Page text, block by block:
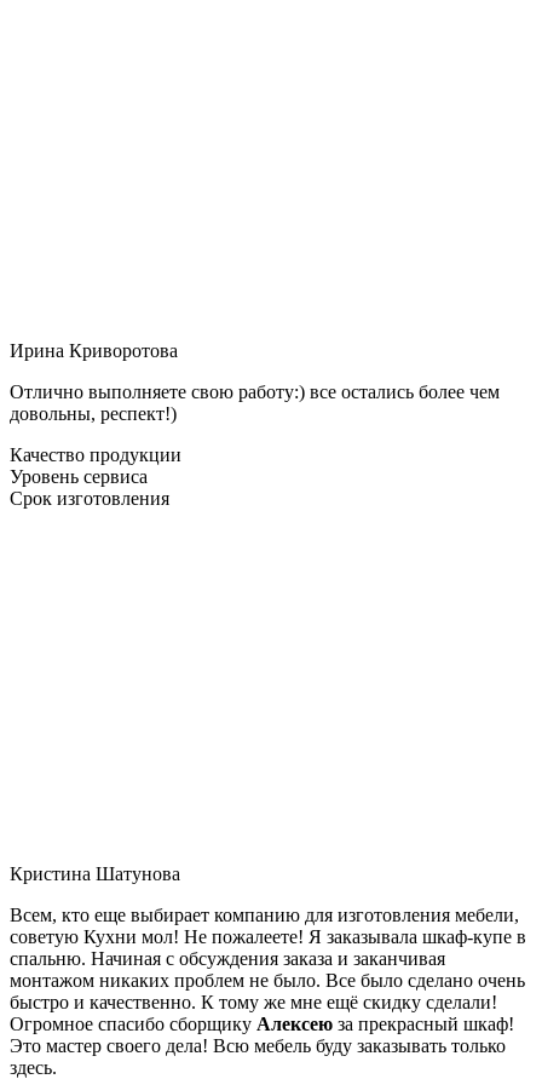
Ирина Криворотова
Отлично выполняете свою работу:) все остались более чем
довольны, респект!)
Качество продукции
Уровень сервиса
Срок изготовления
Кристина Шатунова
Всем, кто еще выбирает компанию для изготовления мебели,
советую Кухни мол! Не пожалеете! Я заказывала шкаф-купе в
спальню. Начиная с обсуждения заказа и заканчивая
монтажом никаких проблем не было. Все было сделано очень
быстро и качественно. К тому же мне ещё скидку сделали!
Огромное спасибо сборщику Алексею за прекрасный шкаф!
Это мастер своего дела! Всю мебель буду заказывать только
здесь.